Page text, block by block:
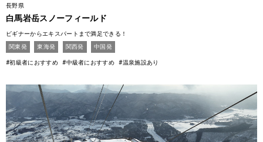
長野県
白馬岩岳スノーフィールド
ビギナーからエキスパートまで満足できる！
関東発
東海発 関西発 中国発
#初級者におすすめ #中級者におすすめ #温泉施設あり